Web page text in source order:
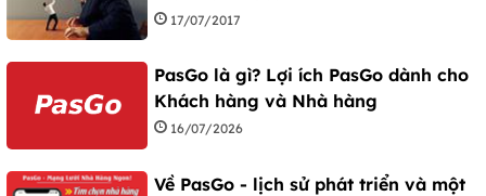
17/07/2017
PasGo là gì? Lợi ích PasGo dành cho
Khách hàng và Nhà hàng
16/07/2026
Về PasGo - lịch sử phát triển và một